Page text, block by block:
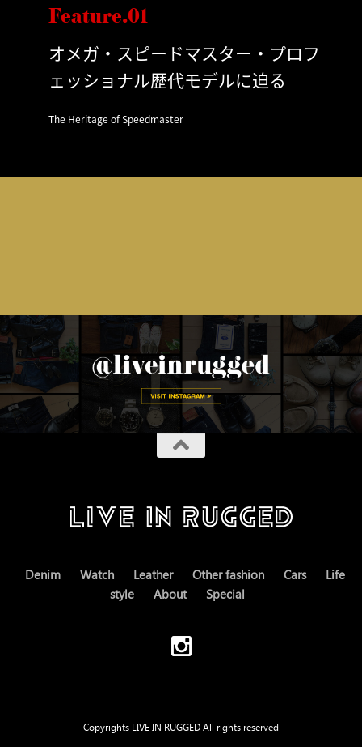
Feature.01
オメガ・スピードマスター・プロフ
ェッショナル歴代モデルに迫る
The Heritage of Speedmaster
Denim Watch Leather Other fashion Cars
Life
style
About Special
Copyrights LIVE IN RUGGED All rights reserved